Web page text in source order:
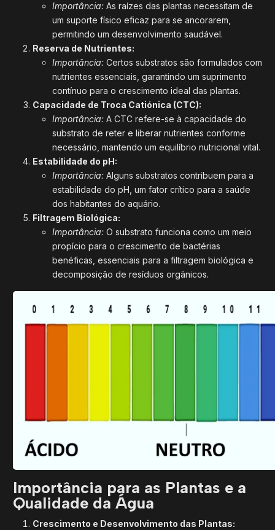
Importância: As raízes das plantas necessitam de
um suporte físico eficaz para se ancorarem,
permitindo um desenvolvimento saudável.
Reserva de Nutrientes:
Importância: Certos substratos são formulados com
nutrientes essenciais, garantindo um suprimento
contínuo para o crescimento ideal das plantas.
Capacidade de Troca Catiónica (CTC):
Importância: A CTC refere-se à capacidade do
substrato de reter e liberar nutrientes conforme
necessário, mantendo um equilíbrio nutricional vital.
Estabilidade do pH:
Importância: Alguns substratos contribuem para a
estabilidade do pH, um fator crítico para a saúde
dos habitantes do aquário.
Filtragem Biológica:
Importância: O substrato funciona como um meio
propício para o crescimento de bactérias
benéficas, essenciais para a filtragem biológica e
decomposição de resíduos orgânicos.
Importância para as Plantas e a
Qualidade da Água
Crescimento e Desenvolvimento das Plantas: